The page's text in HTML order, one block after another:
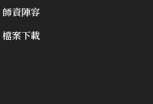
師資陣容
檔案下載